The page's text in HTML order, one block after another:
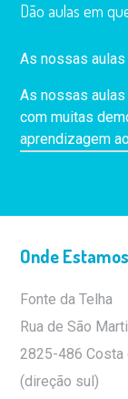
Dão aulas em
As nossas
As nossas
com muitas
aprendizagem
Onde Estamos
Fonte da Telha
Rua de São
2825-486 Costa
(direção sul)